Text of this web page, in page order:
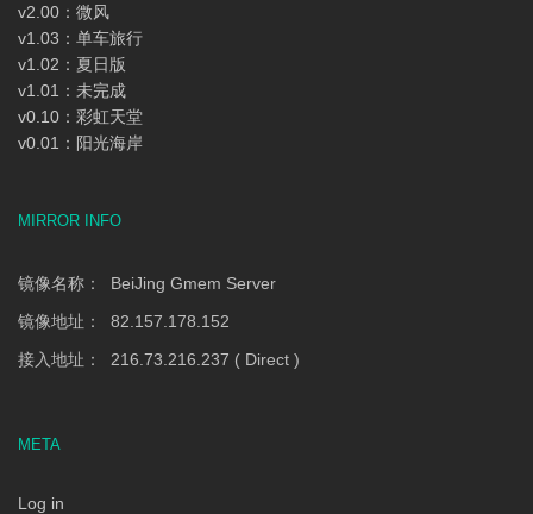
v2.00：微风
v1.03：单车旅行
v1.02：夏日版
v1.01：未完成
v0.10：彩虹天堂
v0.01：阳光海岸
MIRROR INFO
镜像名称： BeiJing Gmem Server
镜像地址： 82.157.178.152
接入地址： 216.73.216.237 ( Direct )
META
Log in